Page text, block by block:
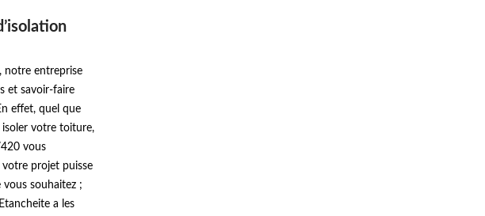
notre entreprise
et savoir-faire
effet, quel que
isoler votre toiture,
vous
projet puisse
souhaitez ;
a les